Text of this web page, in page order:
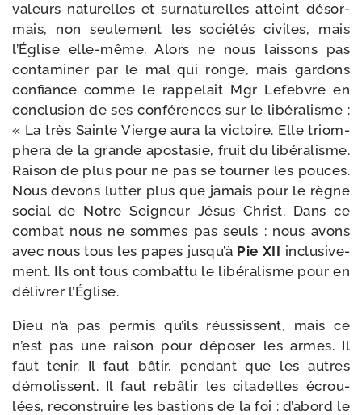
valeurs natu­relles et sur­na­tu­relles atteint désor­
mais, non seule­ment les socié­tés civiles, mais
l’Église elle-​même. Alors ne nous lais­sons pas
conta­mi­ner par le mal qui ronge, mais gar­dons
confiance comme le rap­pe­lait Mgr Lefebvre en
conclu­sion de ses confé­rences sur le libé­ra­lisme :
« La très Sainte Vierge aura la vic­toire. Elle triom­
phe­ra de la grande apos­ta­sie, fruit du libé­ra­lisme.
Raison de plus pour ne pas se tour­ner les pouces.
Nous devons lut­ter plus que jamais pour le règne
social de Notre Seigneur Jésus Christ. Dans ce
com­bat nous ne sommes pas seuls : nous avons
avec nous tous les papes jusqu’à Pie XII inclu­si­ve­
ment. Ils ont tous com­bat­tu le libé­ra­lisme pour en
déli­vrer l’Église.
Dieu n’a pas per­mis qu’ils réus­sissent, mais ce
n’est pas une rai­son pour dépo­ser les armes. Il
faut tenir. Il faut bâtir, pen­dant que les autres
démo­lissent. Il faut rebâ­tir les cita­delles écrou­
lées, recons­truire les bas­tions de la foi : d’abord le